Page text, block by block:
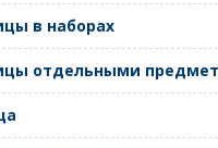
в наборах
отдельными